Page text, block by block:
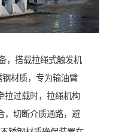
，搭载拉绳式触发机
材质，专为输油臂
拉过载时，拉绳机构
，切断介质通路，避